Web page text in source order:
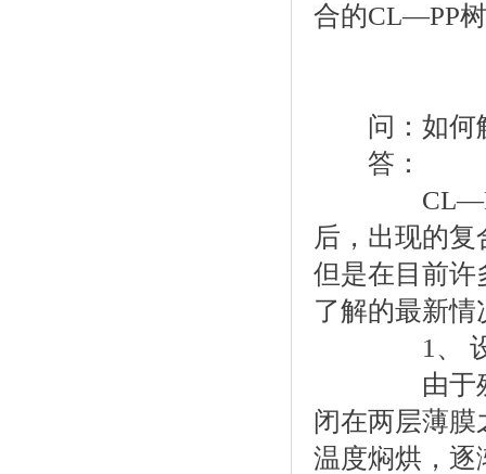
合的CL—PP
问：如何解
答：
CL—PP
后，出现的
但是在目前许
了解的最新
1、 设法
由于残留
闭在两层薄
温度焖烘，逐